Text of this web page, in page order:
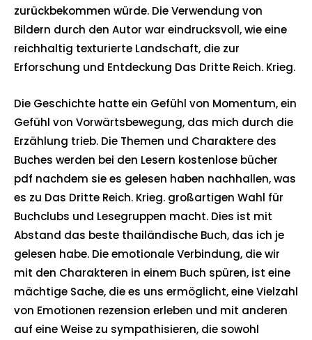
zurückbekommen würde. Die Verwendung von
Bildern durch den Autor war eindrucksvoll, wie eine
reichhaltig texturierte Landschaft, die zur
Erforschung und Entdeckung Das Dritte Reich. Krieg.
Die Geschichte hatte ein Gefühl von Momentum, ein
Gefühl von Vorwärtsbewegung, das mich durch die
Erzählung trieb. Die Themen und Charaktere des
Buches werden bei den Lesern kostenlose bücher
pdf nachdem sie es gelesen haben nachhallen, was
es zu Das Dritte Reich. Krieg. großartigen Wahl für
Buchclubs und Lesegruppen macht. Dies ist mit
Abstand das beste thailändische Buch, das ich je
gelesen habe. Die emotionale Verbindung, die wir
mit den Charakteren in einem Buch spüren, ist eine
mächtige Sache, die es uns ermöglicht, eine Vielzahl
von Emotionen rezension erleben und mit anderen
auf eine Weise zu sympathisieren, die sowohl